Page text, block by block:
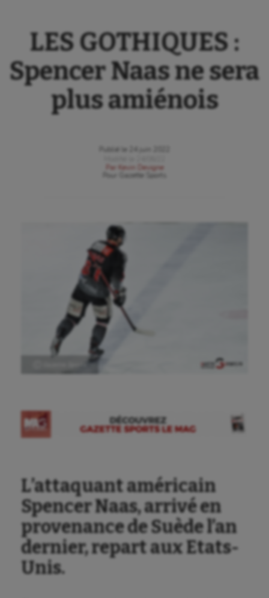
Aéronautique
Athlétisme
Ballon au poing
Billard
Boules lyonnaises
Canoë-kayak
Cerf Volant
LES GOTHIQUES :
Spencer Naas ne sera
plus amiénois
Publié le
Par
Kevin Devigne
Gazette Sports
L’attaquant américain
Spencer Naas, arrivé en
provenance de Suède l’an
dernier, repart aux Etats-
Unis.